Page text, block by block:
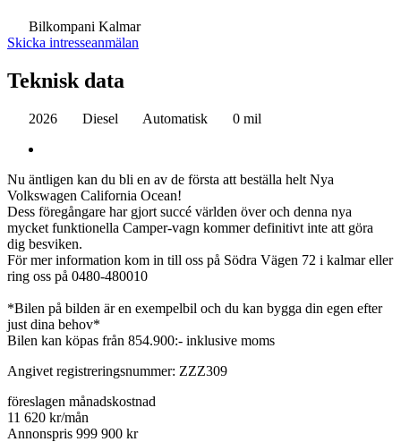
Bilkompani Kalmar
Skicka intresseanmälan
Teknisk data
2026 Diesel Automatisk 0 mil
Nu äntligen kan du bli en av de första att beställa helt Nya
Volkswagen California Ocean!
Dess föregångare har gjort succé världen över och denna nya
mycket funktionella Camper-vagn kommer definitivt inte att göra
dig besviken.
För mer information kom in till oss på Södra Vägen 72 i kalmar eller
ring oss på 0480-480010
*Bilen på bilden är en exempelbil och du kan bygga din egen efter
just dina behov*
Bilen kan köpas från 854.900:- inklusive moms
Angivet registreringsnummer: ZZZ309
föreslagen månadskostnad
11 620 kr/mån
Annonspris 999 900 kr